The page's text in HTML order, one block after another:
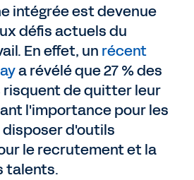
intégrée est devenue
défis actuels du
En effet, un récent
a révélé que 27 % des
de quitter leur
l'importance pour les
d'outils
le recrutement et la
talents.